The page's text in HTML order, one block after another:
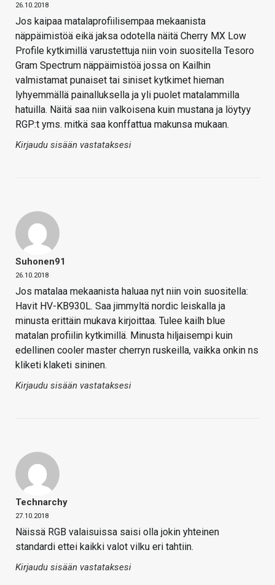
26.10.2018
Jos kaipaa matalaprofiilisempaa mekaanista
näppäimistöä eikä jaksa odotella näitä Cherry MX Low
Profile kytkimillä varustettuja niin voin suositella Tesoro
Gram Spectrum näppäimistöä jossa on Kailhin
valmistamat punaiset tai siniset kytkimet hieman
lyhyemmällä painalluksella ja yli puolet matalammilla
hatuilla. Näitä saa niin valkoisena kuin mustana ja löytyy
RGP:t yms. mitkä saa konffattua makunsa mukaan.
Kirjaudu sisään vastataksesi
Suhonen91
26.10.2018
Jos matalaa mekaanista haluaa nyt niin voin suositella:
Havit HV-KB930L. Saa jimmyltä nordic leiskalla ja
minusta erittäin mukava kirjoittaa. Tulee kailh blue
matalan profiilin kytkimillä. Minusta hiljaisempi kuin
edellinen cooler master cherryn ruskeilla, vaikka onkin ns
kliketi klaketi sininen.
Kirjaudu sisään vastataksesi
Technarchy
27.10.2018
Näissä RGB valaisuissa saisi olla jokin yhteinen
standardi ettei kaikki valot vilku eri tahtiin.
Kirjaudu sisään vastataksesi